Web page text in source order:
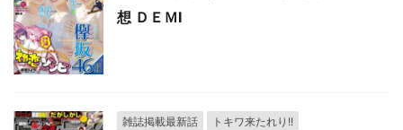
想 ＤＥＭⅠ
雑誌掲載最新話 トキワ来たれり!!